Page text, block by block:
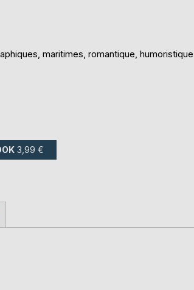
maritimes, romantique, humoristique
3,99 €